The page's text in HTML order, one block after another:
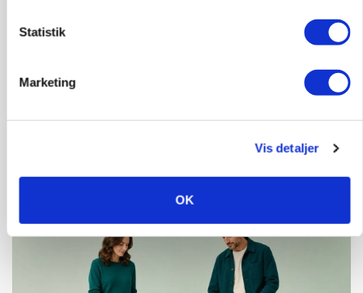
Statistik
Marketing
Vis detaljer
OK
Fugleinfluenza: Udvikling vækker bekymring hos
europæiske husdyrbrugere